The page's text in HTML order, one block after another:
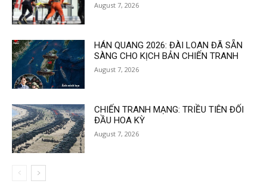
August 7, 2026
HÁN QUANG 2026: ĐÀI LOAN ĐÃ SẴN
SÀNG CHO KỊCH BẢN CHIẾN TRANH
August 7, 2026
CHIẾN TRANH MẠNG: TRIỀU TIÊN ĐỐI
ĐẦU HOA KỲ
August 7, 2026